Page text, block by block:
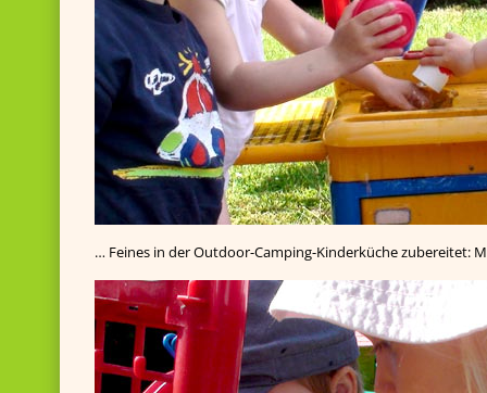
… Feines in der Outdoor-Camping-Kinderküche zubereitet: